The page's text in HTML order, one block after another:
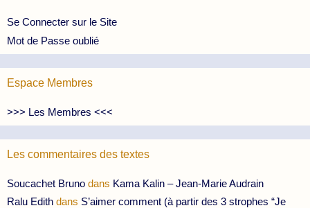
Se Connecter sur le Site
Mot de Passe oublié
Espace Membres
>>> Les Membres <<<
Les commentaires des textes
Soucachet Bruno dans Kama Kalin – Jean-Marie Audrain
Ralu Edith dans S’aimer comment (à partir des 3 strophes “Je